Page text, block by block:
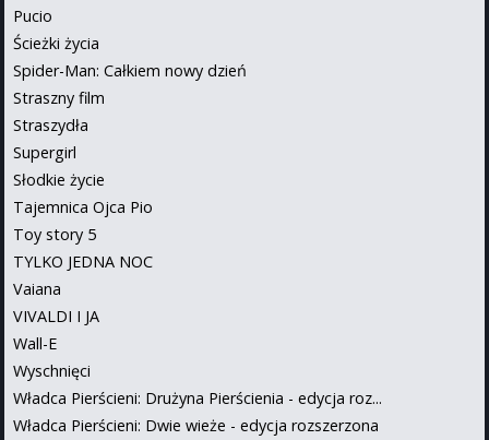
Pucio
Ścieżki życia
Spider-Man: Całkiem nowy dzień
Straszny film
Straszydła
Supergirl
Słodkie życie
Tajemnica Ojca Pio
Toy story 5
TYLKO JEDNA NOC
Vaiana
VIVALDI I JA
Wall-E
Wyschnięci
Władca Pierścieni: Drużyna Pierścienia - edycja roz...
Władca Pierścieni: Dwie wieże - edycja rozszerzona